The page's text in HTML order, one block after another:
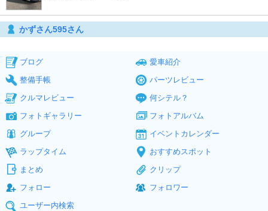
かずさん595さん
ブログ
愛車紹介
整備手帳
パーツレビュー
クルマレビュー
何シテル？
フォトギャラリー
フォトアルバム
グループ
イベントカレンダー
ラップタイム
おすすめスポット
まとめ
クリップ
フォロー
フォロワー
ユーザー内検索